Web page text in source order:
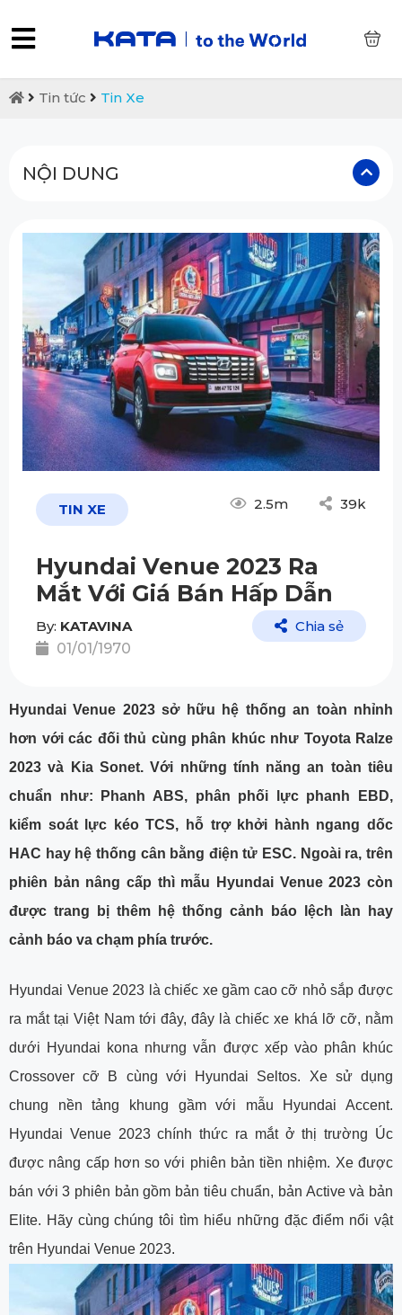
Tin tức Tin Xe
NỘI DUNG
TIN XE 2.5m 39k
Hyundai Venue 2023 Ra
Mắt Với Giá Bán Hấp Dẫn
By: KATAVINA
01/01/1970
Chia sẻ
Hyundai Venue 2023 sở hữu hệ thống an toàn nhỉnh
hơn với các đối thủ cùng phân khúc như Toyota Ralze
2023 và Kia Sonet. Với những tính năng an toàn tiêu
chuẩn như: Phanh ABS, phân phối lực phanh EBD,
kiểm soát lực kéo TCS, hỗ trợ khởi hành ngang dốc
HAC hay hệ thống cân bằng điện tử ESC. Ngoài ra, trên
phiên bản nâng cấp thì mẫu Hyundai Venue 2023 còn
được trang bị thêm hệ thống cảnh báo lệch làn hay
cảnh báo va chạm phía trước.
Hyundai Venue 2023 là chiếc xe gầm cao cỡ nhỏ sắp được
ra mắt tại Việt Nam tới đây, đây là chiếc xe khá lỡ cỡ, nằm
dưới Hyundai kona nhưng vẫn được xếp vào phân khúc
Crossover cỡ B cùng với Hyundai Seltos. Xe sử dụng
chung nền tảng khung gầm với mẫu Hyundai Accent.
Hyundai Venue 2023 chính thức ra mắt ở thị trường Úc
được nâng cấp hơn so với phiên bản tiền nhiệm. Xe được
bán với 3 phiên bản gồm bản tiêu chuẩn, bản Active và bản
Elite. Hãy cùng chúng tôi tìm hiểu những đặc điểm nổi vật
trên Hyundai Venue 2023.